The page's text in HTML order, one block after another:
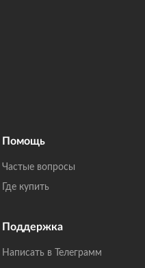
Помощь
Частые вопросы
Где купить
Поддержка
Написать в Телеграмм